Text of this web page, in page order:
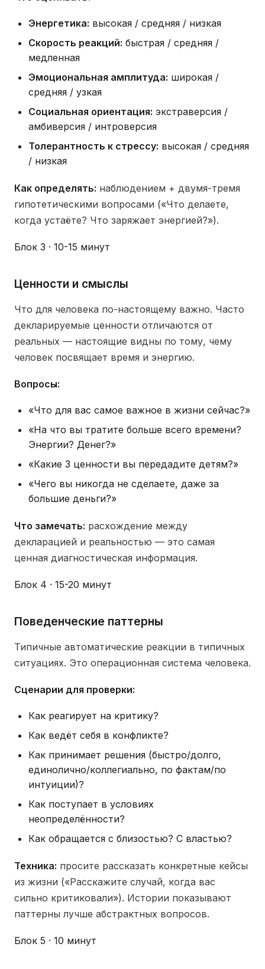
Энергетика: высокая / средняя / низкая
Скорость реакций: быстрая / средняя /
медленная
Эмоциональная амплитуда: широкая /
средняя / узкая
Социальная ориентация: экстраверсия /
амбиверсия / интроверсия
Толерантность к стрессу: высокая / средняя
/ низкая
Как определять: наблюдением + двумя-тремя
гипотетическими вопросами («Что делаете,
когда устаёте? Что заряжает энергией?»).
Блок 3 · 10-15 минут
Ценности и смыслы
Что для человека по-настоящему важно. Часто
декларируемые ценности отличаются от
реальных — настоящие видны по тому, чему
человек посвящает время и энергию.
Вопросы:
«Что для вас самое важное в жизни сейчас?»
«На что вы тратите больше всего времени?
Энергии? Денег?»
«Какие 3 ценности вы передадите детям?»
«Чего вы никогда не сделаете, даже за
большие деньги?»
Что замечать: расхождение между
декларацией и реальностью — это самая
ценная диагностическая информация.
Блок 4 · 15-20 минут
Поведенческие паттерны
Типичные автоматические реакции в типичных
ситуациях. Это операционная система человека.
Сценарии для проверки:
Как реагирует на критику?
Как ведёт себя в конфликте?
Как принимает решения (быстро/долго,
единолично/коллегиально, по фактам/по
интуиции)?
Как поступает в условиях
неопределённости?
Как обращается с близостью? С властью?
Техника: просите рассказать конкретные кейсы
из жизни («Расскажите случай, когда вас
сильно критиковали»). Истории показывают
паттерны лучше абстрактных вопросов.
Блок 5 · 10 минут